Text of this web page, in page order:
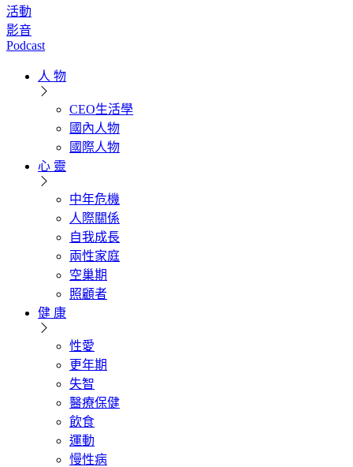
活動
影音
Podcast
人 物
CEO生活學
國內人物
國際人物
心 靈
中年危機
人際關係
自我成長
兩性家庭
空巢期
照顧者
健 康
性愛
更年期
失智
醫療保健
飲食
運動
慢性病